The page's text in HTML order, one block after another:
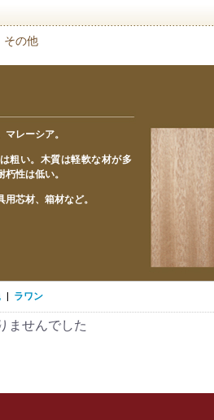
その他
レーシア。
粗い。木質は軽軟な材が多
朽性は低い。
芯材、箱材など。
| ラワン
ませんでした